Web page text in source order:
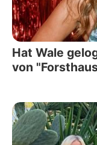
Hat Wale
von